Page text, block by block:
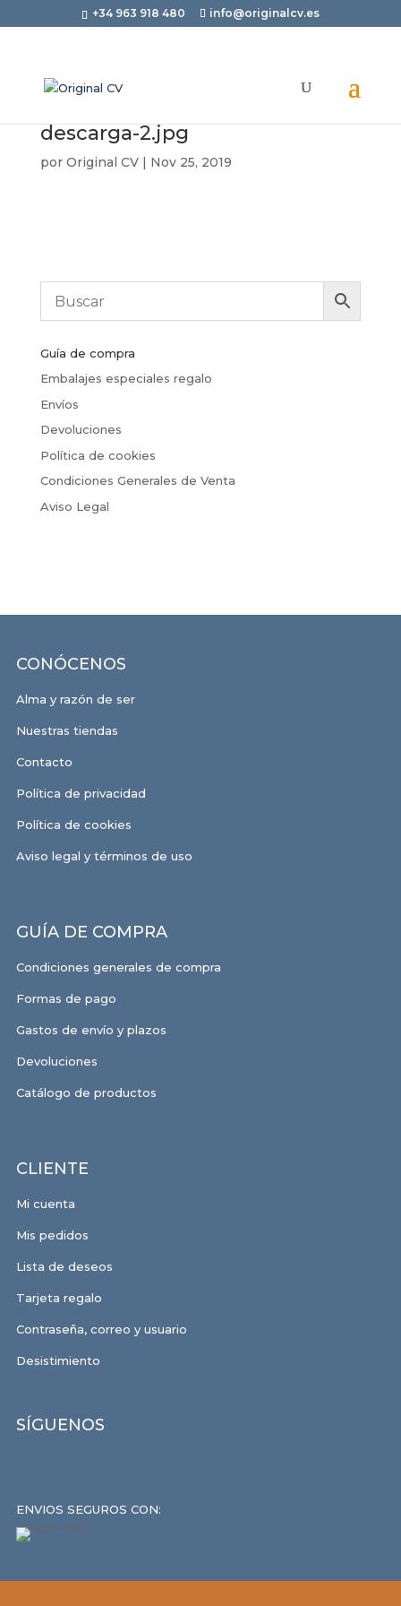
+34 963 918 480 info@originalcv.es
descarga-2.jpg
por Original CV| Nov 25, 2019
Guía de compra
Embalajes especiales regalo
Envíos
Devoluciones
Política de cookies
Condiciones Generales de Venta
Aviso Legal
CONÓCENOS
Alma y razón de ser
Nuestras tiendas
Contacto
Política de privacidad
Política de cookies
Aviso legal y términos de uso
GUÍA DE COMPRA
Condiciones generales de compra
Formas de pago
Gastos de envío y plazos
Devoluciones
Catálogo de productos
CLIENTE
Mi cuenta
Mis pedidos
Lista de deseos
Tarjeta regalo
Contraseña, correo y usuario
Desistimiento
SÍGUENOS
ENVIOS SEGUROS CON: